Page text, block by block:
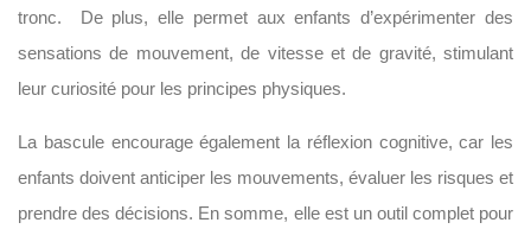
tronc. De plus, elle permet aux enfants d’expérimenter des
sensations de mouvement, de vitesse et de gravité, stimulant
leur curiosité pour les principes physiques.
La bascule encourage également la réflexion cognitive, car les
enfants doivent anticiper les mouvements, évaluer les risques et
prendre des décisions. En somme, elle est un outil complet pour